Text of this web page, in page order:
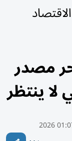
مصدر
لا ينتظر